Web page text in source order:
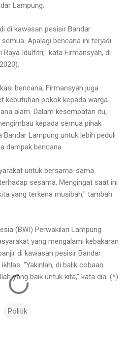
Lampung.
di kawasan pesisir Bandar
Apalagi bencana ini terjadi
Idulfitri," kata Firmansyah, di
bencana, Firmansyah juga
kebutuhan pokok kepada warga
alam. Dalam kesempatan itu,
kepada semua pihak
Lampung untuk lebih peduli
dampak bencana.
untuk bersama-sama
sesama. Mengingat saat ini
yang terkena musibah," tambah
(BWI) Perwakilan Lampung
yang mengalami kebakaran
di kawasan pesisir Bandar
“Yakinlah, di balik cobaan
yang baik untuk kita,” kata dia. (*)
Politik